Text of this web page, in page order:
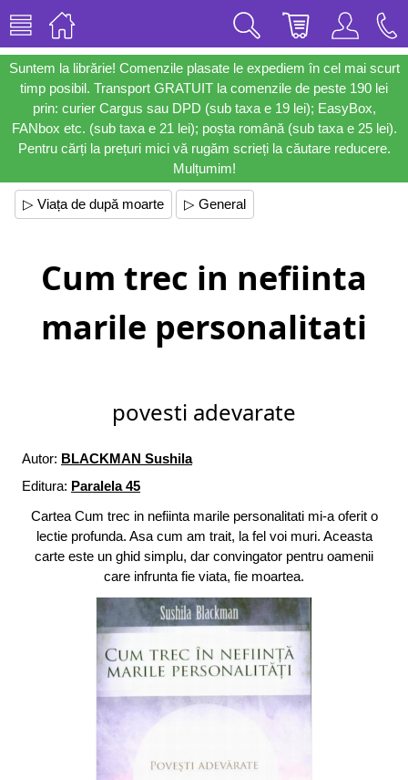
Suntem la librărie! Comenzile plasate le expediem în cel mai scurt
timp posibil. Transport GRATUIT la comenzile de peste 190 lei
prin: curier Cargus sau DPD (sub taxa e 19 lei); EasyBox,
FANbox etc. (sub taxa e 21 lei); poșta română (sub taxa e 25 lei).
Pentru cărți la prețuri mici vă rugăm scrieți la căutare reducere.
Mulțumim!
▷ Viața de după moarte ▷ General
Cum trec in nefiinta
marile personalitati
povesti adevarate
Autor: BLACKMAN Sushila
Editura: Paralela 45
Cartea Cum trec in nefiinta marile personalitati mi-a oferit o
lectie profunda. Asa cum am trait, la fel voi muri. Aceasta
carte este un ghid simplu, dar convingator pentru oamenii
care infrunta fie viata, fie moartea.